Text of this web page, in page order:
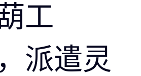
工
派遣灵